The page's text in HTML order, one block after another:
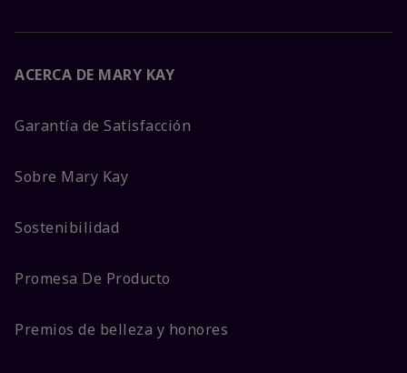
ACERCA DE MARY KAY
Garantía de Satisfacción
Sobre Mary Kay
Sostenibilidad
Promesa De Producto
Premios de belleza y honores